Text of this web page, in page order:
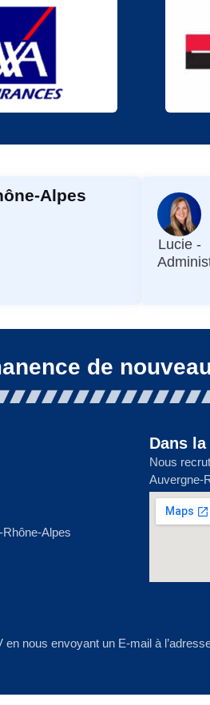
Alpes
Lucie -
de
Alpes
Dans
Nous
Auvergne-
nous envoyant un E-mail à